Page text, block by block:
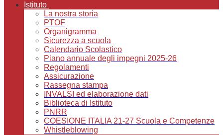
Istituto
La nostra storia
PTOF
Organigramma
Sicurezza a scuola
Calendario Scolastico
Piano annuale degli impegni 2025-26
Regolamenti
Assicurazione
Rassegna stampa
INVALSI ed elaborazione dati
Biblioteca di Istituto
PNRR
COESIONE ITALIA 21-27 Scuola e Competenze
Whistleblowing